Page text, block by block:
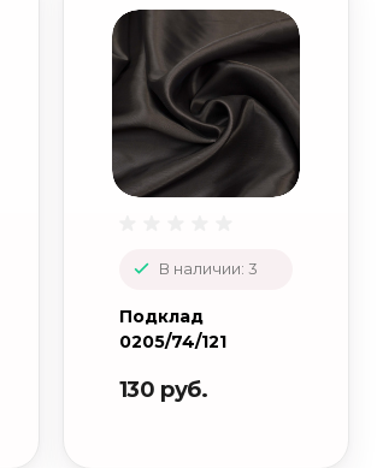
В наличии: 3
Подклад
0205/74/121
130 руб.